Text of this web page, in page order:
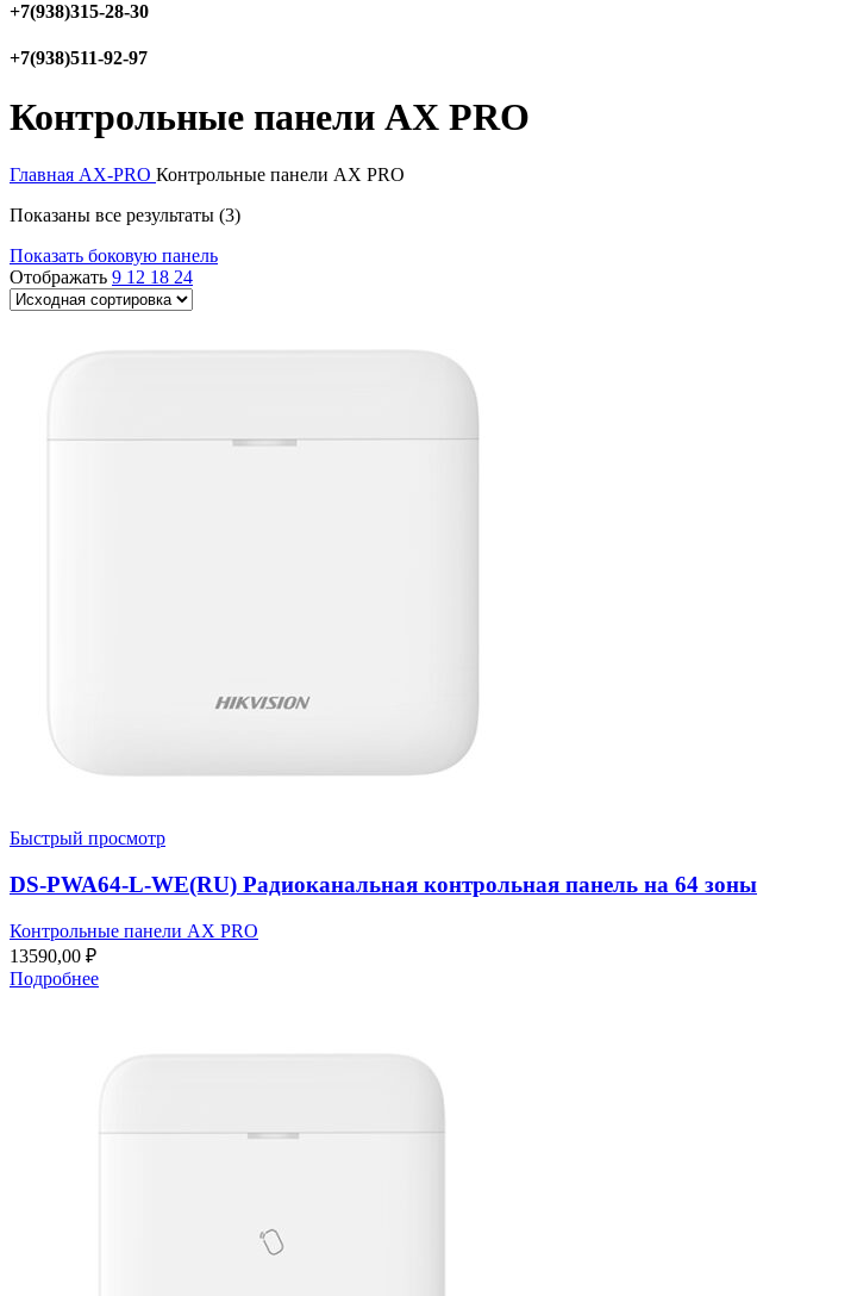
+7(938)315-28-30
+7(938)511-92-97
Контрольные панели AX PRO
Главная AX-PRO Контрольные панели AX PRO
Показаны все результаты (3)
Показать боковую панель
Отображать 9 12 18 24
Быстрый просмотр
DS-PWA64-L-WE(RU) Радиоканальная контрольная панель на 64 зоны
Контрольные панели AX PRO
13590,00 ₽
Подробнее